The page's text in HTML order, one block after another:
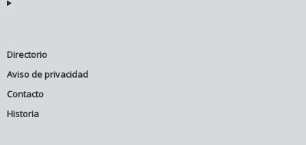
Directorio
Aviso de privacidad
Contacto
Historia